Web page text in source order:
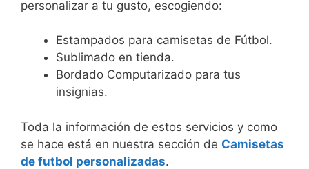
personalizar a tu gusto, escogiendo:
Estampados para camisetas de Fútbol.
Sublimado en tienda.
Bordado Computarizado para tus
insignias.
Toda la información de estos servicios y como
se hace está en nuestra sección de Camisetas
de futbol personalizadas.